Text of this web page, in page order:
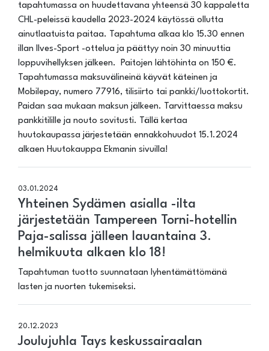
tapahtumassa on huudettavana yhteensä 30 kappaletta
CHL-peleissä kaudella 2023-2024 käytössä ollutta
ainutlaatuista paitaa. Tapahtuma alkaa klo 15.30 ennen
illan Ilves-Sport -ottelua ja päättyy noin 30 minuuttia
loppuvihellyksen jälkeen. Paitojen lähtöhinta on 150 €.
Tapahtumassa maksuvälineinä käyvät käteinen ja
Mobilepay, numero 77916, tilisiirto tai pankki/luottokortit.
Paidan saa mukaan maksun jälkeen. Tarvittaessa maksu
pankkitilille ja nouto sovitusti. Tällä kertaa
huutokaupassa järjestetään ennakkohuudot 15.1.2024
alkaen Huutokauppa Ekmanin sivuilla!
03.01.2024
Yhteinen Sydämen asialla -ilta
järjestetään Tampereen Torni-hotellin
Paja-salissa jälleen lauantaina 3.
helmikuuta alkaen klo 18!
Tapahtuman tuotto suunnataan lyhentämättömänä
lasten ja nuorten tukemiseksi.
20.12.2023
Joulujuhla Tays keskussairaalan